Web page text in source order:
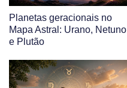
Planetas geracionais no
Mapa Astral: Urano, Netuno
e Plutão